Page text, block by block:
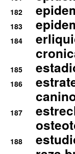
182
183
184
185
186
187
188